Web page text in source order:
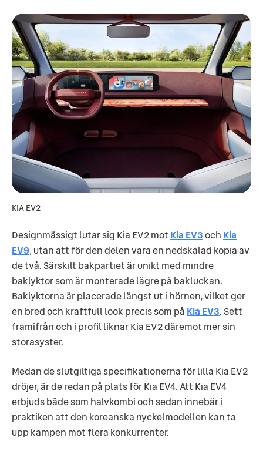
KIA EV2
Designmässigt lutar sig Kia EV2 mot Kia EV3och Kia
EV9, utan att för den delen vara en nedskalad kopia av
de två. Särskilt bakpartiet är unikt med mindre
baklyktor som är monterade lägre på bakluckan.
Baklyktorna är placerade längst ut i hörnen, vilket ger
en bred och kraftfull look precis som på Kia EV3. Sett
framifrån och i profil liknar Kia EV2 däremot mer sin
storasyster.
Medan de slutgiltiga specifikationerna för lilla Kia EV2
dröjer, är de redan på plats för Kia EV4. Att Kia EV4
erbjuds både som halvkombi och sedan innebär i
praktiken att den koreanska nyckelmodellen kan ta
upp kampen mot flera konkurrenter.